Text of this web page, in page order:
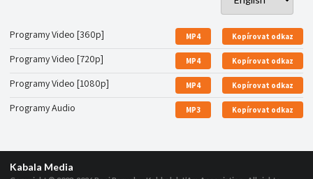
Programy Video [360p] MP4 Kopírovat odkaz
Programy Video [720p] MP4 Kopírovat odkaz
Programy Video [1080p] MP4 Kopírovat odkaz
Programy Audio MP3 Kopírovat odkaz
Kabala Media